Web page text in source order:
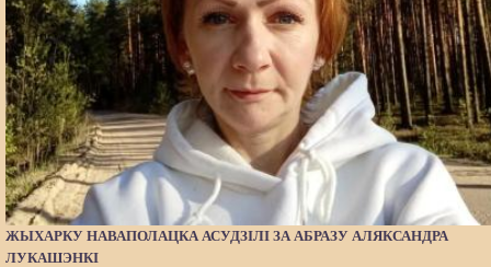
ЖЫХАРКУ НАВАПОЛАЦКА АСУДЗІЛІ ЗА АБРАЗУ АЛЯКСАНДРА
ЛУКАШЭНКІ